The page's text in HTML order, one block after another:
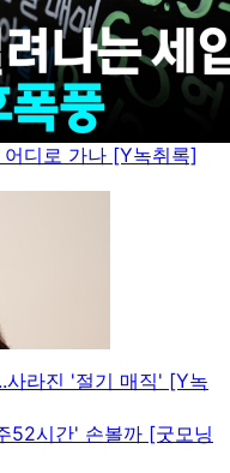
디로 가나 [Y녹취록]
사라진 '절기 매직' [Y녹
52시간' 손볼까 [굿모닝